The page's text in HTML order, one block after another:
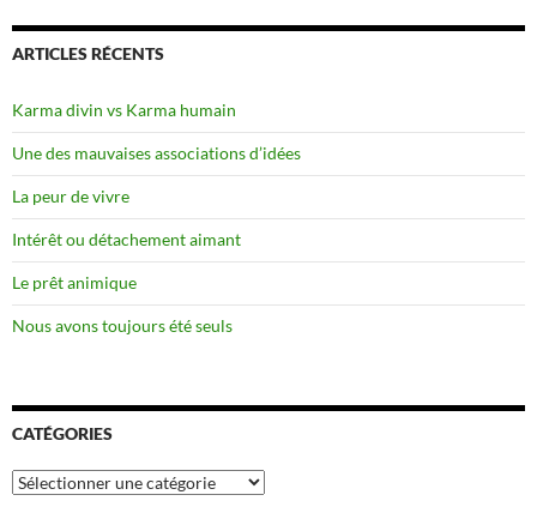
ARTICLES RÉCENTS
Karma divin vs Karma humain
Une des mauvaises associations d’idées
La peur de vivre
Intérêt ou détachement aimant
Le prêt animique
Nous avons toujours été seuls
CATÉGORIES
Catégories